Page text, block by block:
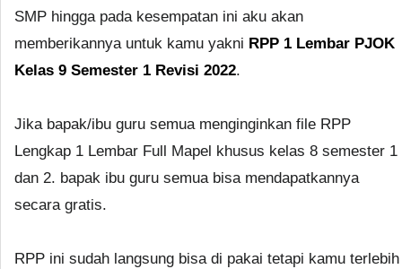
SMP hingga pada kesempatan ini aku akan
memberikannya untuk kamu yakni RPP 1 Lembar PJOK
Kelas 9 Semester 1 Revisi 2022.
Jika bapak/ibu guru semua menginginkan file RPP
Lengkap 1 Lembar Full Mapel khusus kelas 8 semester 1
dan 2. bapak ibu guru semua bisa mendapatkannya
secara gratis.
RPP ini sudah langsung bisa di pakai tetapi kamu terlebih